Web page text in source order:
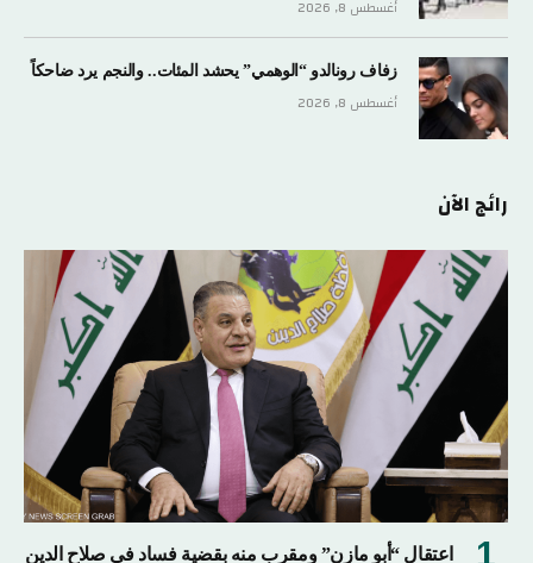
أغسطس 8, 2026
زفاف رونالدو “الوهمي” يحشد المئات.. والنجم يرد ضاحكاً
أغسطس 8, 2026
رائج الآن
اعتقال “أبو مازن” ومقرب منه بقضية فساد في صلاح الدين